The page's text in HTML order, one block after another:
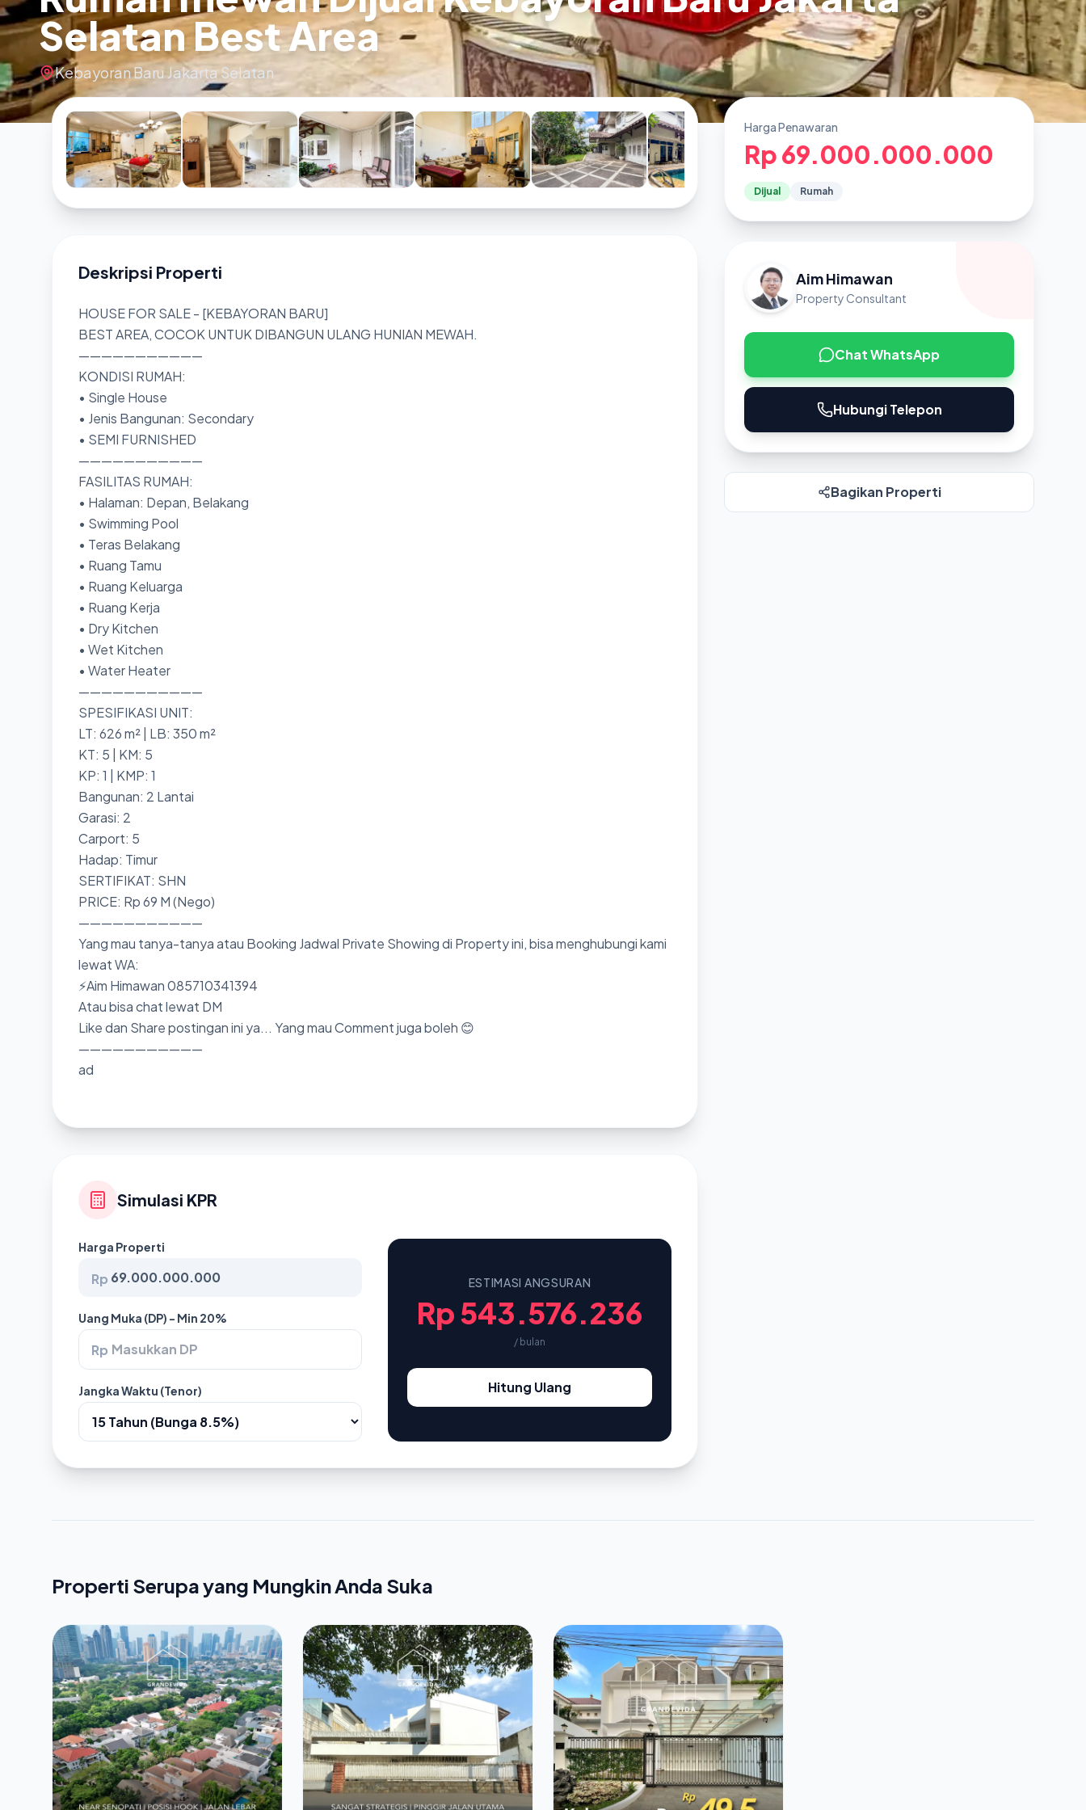
Selatan Best Area
Kebayoran Baru Jakarta Selatan
Deskripsi Properti
HOUSE FOR SALE - [KEBAYORAN BARU]
BEST AREA, COCOK UNTUK DIBANGUN ULANG HUNIAN MEWAH.
———————————
KONDISI RUMAH:
• Single House
• Jenis Bangunan: Secondary
• SEMI FURNISHED
———————————
FASILITAS RUMAH:
• Halaman: Depan, Belakang
• Swimming Pool
• Teras Belakang
• Ruang Tamu
• Ruang Keluarga
• Ruang Kerja
• Dry Kitchen
• Wet Kitchen
• Water Heater
———————————
SPESIFIKASI UNIT:
LT: 626 m² | LB: 350 m²
KT: 5 | KM: 5
KP: 1 | KMP: 1
Bangunan: 2 Lantai
Garasi: 2
Carport: 5
Hadap: Timur
SERTIFIKAT: SHN
PRICE: Rp 69 M (Nego)
———————————
Yang mau tanya-tanya atau Booking Jadwal Private Showing di Property ini, bisa menghubungi kami
lewat WA:
⚡Aim Himawan 085710341394
Atau bisa chat lewat DM
Like dan Share postingan ini ya... Yang mau Comment juga boleh 😊
———————————
ad
Simulasi KPR
Harga Properti
Rp
Uang Muka (DP) - Min 20%
Rp
Jangka Waktu (Tenor)
ESTIMASI ANGSURAN
Rp 543.576.236
/ bulan
Hitung Ulang
Harga Penawaran
Rp 69.000.000.000
Dijual Rumah
Aim Himawan
Property Consultant
Chat WhatsApp
Hubungi Telepon
Bagikan Properti
Properti Serupa yang Mungkin Anda Suka